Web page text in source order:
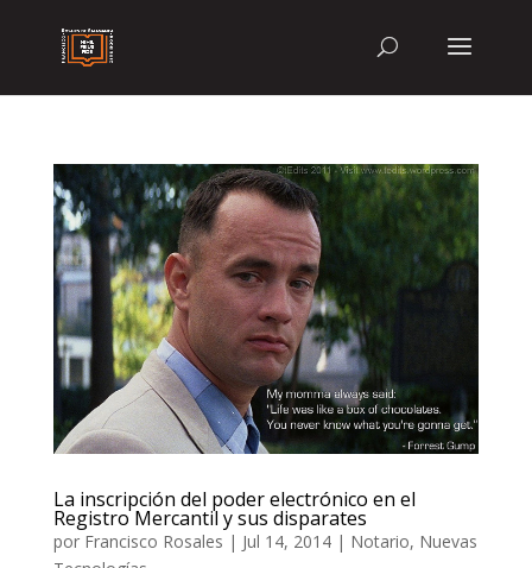
La inscripción del poder electrónico en el
Registro Mercantil y sus disparates
por Francisco Rosales | Jul 14, 2014| Notario, Nuevas